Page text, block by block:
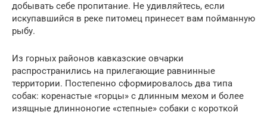
добывать себе пропитание. Не удивляйтесь, если
искупавшийся в реке питомец принесет вам пойманную
рыбу.
Из горных районов кавказские овчарки
распространились на прилегающие равнинные
территории. Постепенно сформировалось два типа
собак: коренастые «горцы» с длинным мехом и более
изящные длинноногие «степные» собаки с короткой